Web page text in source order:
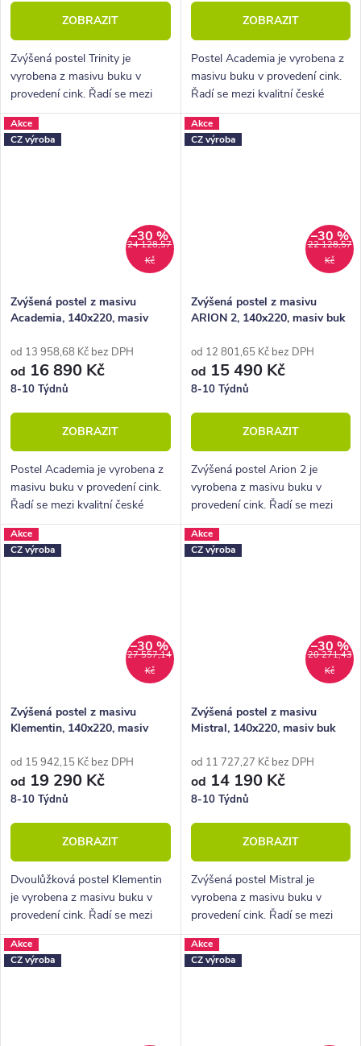
ZOBRAZIT
Zvýšená postel Trinity je
vyrobena z masivu buku v
provedení cink. Řadí se mezi
kvalitní české výrobky
nábytkové řady HappyBed. U
postele Trinity oceníte zejména
ZOBRAZIT
Postel Academia je vyrobena z
masivu buku v provedení cink.
Řadí se mezi kvalitní české
výrobky nábytkové řady
HappyBed. U postele Academia
oceníte zejména rohové
Akce
CZ výroba
24 128,57
Kč
–30 %
Zvýšená postel z masivu
Academia, 140x220, masiv
od 13 958,68 Kč bez DPH
od 16 890 Kč
8-10 Týdnů
ZOBRAZIT
Postel Academia je vyrobena z
masivu buku v provedení cink.
Řadí se mezi kvalitní české
výrobky nábytkové řady
HappyBed. U postele Academia
oceníte zejména rohové
Akce
CZ výroba
22 128,57
Kč
–30 %
Zvýšená postel z masivu
ARION 2, 140x220, masiv buk
od 12 801,65 Kč bez DPH
od 15 490 Kč
8-10 Týdnů
ZOBRAZIT
Zvýšená postel Arion 2 je
vyrobena z masivu buku v
provedení cink. Řadí se mezi
kvalitní české výrobky
nábytkové řady HappyBed. U
postele Arion 2 oceníte
Akce
CZ výroba
27 557,14
Kč
–30 %
Zvýšená postel z masivu
Klementin, 140x220, masiv
od 15 942,15 Kč bez DPH
od 19 290 Kč
8-10 Týdnů
ZOBRAZIT
Dvoulůžková postel Klementin
je vyrobena z masivu buku v
provedení cink. Řadí se mezi
kvalitní české výrobky
nábytkové řady HappyBed. U
postele Klementin oceníte
Akce
CZ výroba
20 271,43
Kč
–30 %
Zvýšená postel z masivu
Mistral, 140x220, masiv buk
od 11 727,27 Kč bez DPH
od 14 190 Kč
8-10 Týdnů
ZOBRAZIT
Zvýšená postel Mistral je
vyrobena z masivu buku v
provedení cink. Řadí se mezi
kvalitní české výrobky
nábytkové řady HappyBed. U
postele Mistral oceníte zejména
Akce
CZ výroba
Akce
CZ výroba